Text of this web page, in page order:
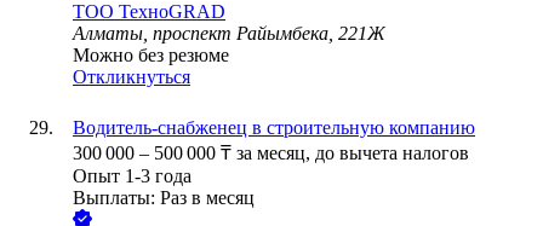
ТОО ТехноGRAD
Алматы, проспект Райымбека, 221Ж
Можно без резюме
Откликнуться
Водитель-снабженец в строительную компанию
300 000 – 500 000 ₸ за месяц, до вычета налогов
Опыт 1-3 года
Выплаты: Раз в месяц